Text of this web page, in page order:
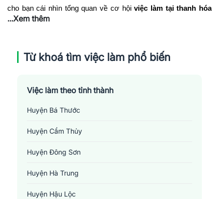
cho bạn cái nhìn tổng quan về cơ hội việc làm tại thanh hóa
mới nhất.
Giới thiệu đôi nét về vị trí địa lý của Thanh
Thanh Hóa là một tỉnh nằm ở vùng duyên hải Bắc Trung Bộ của
Việt Nam. Với diện tích khoảng 11.136 km², Thanh Hóa là tỉnh
tỉnh Nghệ An về phía Nam, Hòa Bình và Phú Thọ về phía Tây.
Định về phía Bắc.
Thanh Hóa nằm ở vị trí chiến lược và có tuyến giao thông thuận
bạn có thể đến thủ đô Hà Nội. Thanh Hóa cũng có hệ thống
...Xem thêm
Từ khoá tìm việc làm phổ biến
Việc làm theo tỉnh thành
Huyện Bá Thước
Huyện Cẩm Thủy
Huyện Đông Sơn
Huyện Hà Trung
Huyện Hậu Lộc